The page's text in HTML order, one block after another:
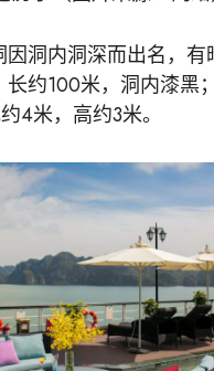
因洞内洞深而出名，
约100米，洞内漆黑
4米，高约3米。